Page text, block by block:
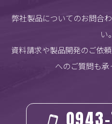
弊社製品についてのお問合
い。
資料請求や製品開発のご依
へのご質問も承